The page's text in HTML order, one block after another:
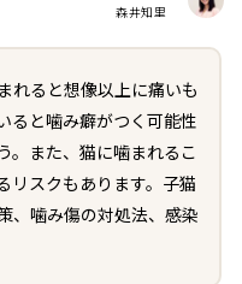
森井知里
れると想像以上に痛いも
ると噛み癖がつく可能性
。また、猫に噛まれるこ
リスクもあります。子猫
、噛み傷の対処法、感染